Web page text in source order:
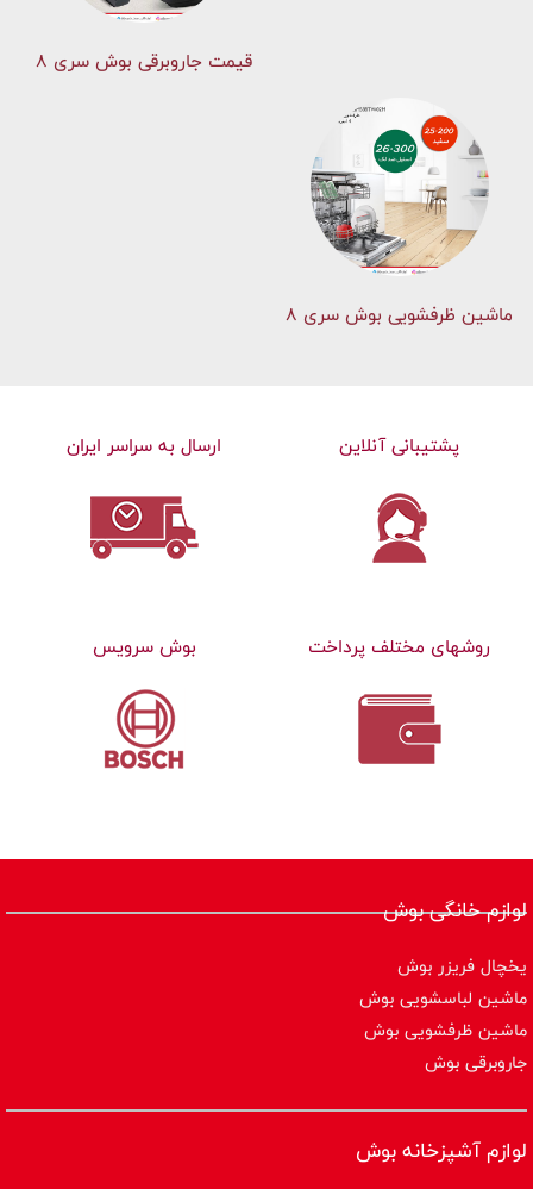
قیمت جاروبرقی بوش سری ۸
ماشین ظرفشویی بوش سری 8
پشتیبانی آنلاین ارسال به سراسر ایران
روشهای مختلف پرداخت بوش سرویس
لوازم خانگی بوش
یخچال فریزر بوش
ماشین لباسشویی بوش
ماشین ظرفشویی بوش
جاروبرقی بوش
لوازم آشپزخانه بوش